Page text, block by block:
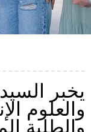
يخبر
والعلوم
والطلبة